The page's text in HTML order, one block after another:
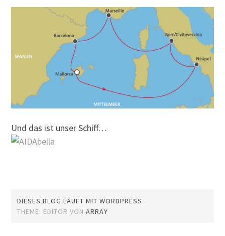
Und das ist unser Schiff…
DIESES BLOG LÄUFT MIT WORDPRESS
THEME: EDITOR VONARRAY